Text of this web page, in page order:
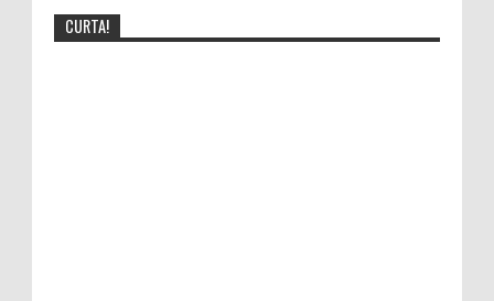
Bomba! Fotos divulgadas na net mostra
CURTA!